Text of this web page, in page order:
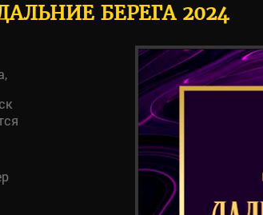
БЕРЕГА 2024